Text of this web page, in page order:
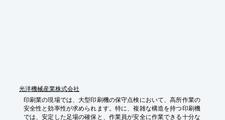
光洋機械産業株式会社
印刷業の現場では、大型印刷機の保守点検において、高所作業の
安全性と効率性が求められます。特に、複雑な構造を持つ印刷機
では、安定した足場の確保と、作業員が安全に作業できる十分な